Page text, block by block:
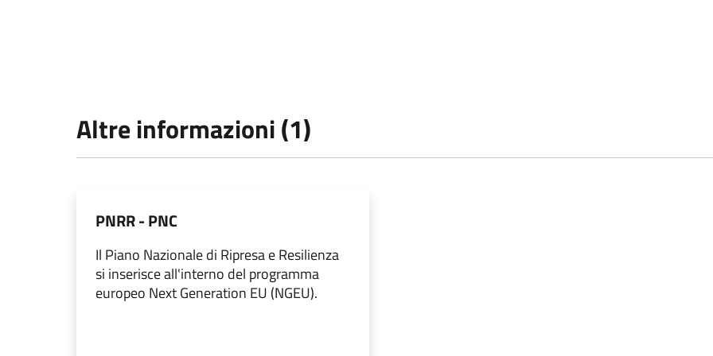
Altre informazioni (1)
PNRR - PNC
Il Piano Nazionale di Ripresa e Resilienza
si inserisce all'interno del programma
europeo Next Generation EU (NGEU).